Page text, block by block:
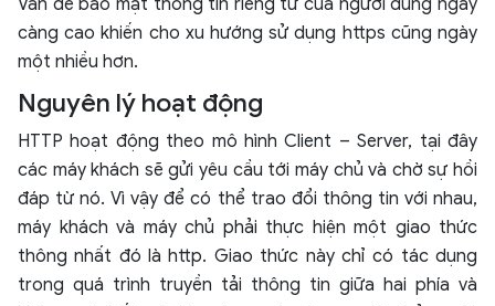
Vấn đề bảo mật thông tin riêng tư của người dùng ngày
càng cao khiến cho xu hướng sử dụng https cũng ngày
một nhiều hơn.
Nguyên lý hoạt động
HTTP hoạt động theo mô hình Client – Server, tại đây
các máy khách sẽ gửi yêu cầu tới máy chủ và chờ sự hồi
đáp từ nó. Vì vậy để có thể trao đổi thông tin với nhau,
máy khách và máy chủ phải thực hiện một giao thức
thông nhất đó là http. Giao thức này chỉ có tác dụng
trong quá trình truyền tải thông tin giữa hai phía và